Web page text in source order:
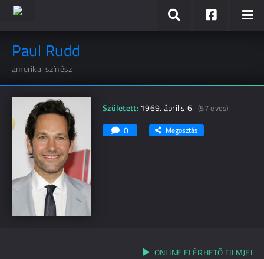
Paul Rudd
amerikai színész
Született:1969. április 6.(57 éves)
0 Megosztás
ONLINE ELÉRHETŐ FILMJEI